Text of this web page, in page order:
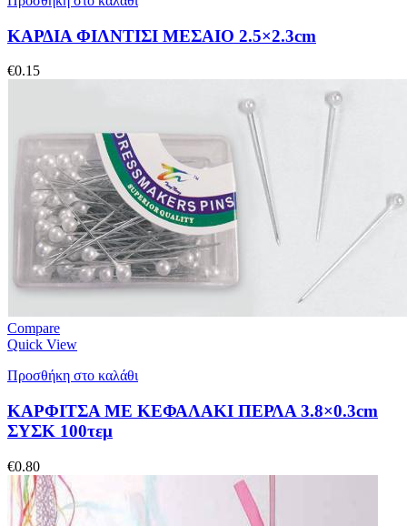
ΚΑΡΔΙΑ ΦΙΛΝΤΙΣΙ ΜΕΣΑΙΟ 2.5×2.3cm
€0.15
Compare
Quick View
Προσθήκη στο καλάθι
ΚΑΡΦΙΤΣΑ ΜΕ ΚΕΦΑΛΑΚΙ ΠΕΡΛΑ 3.8×0.3cm
ΣΥΣΚ 100τεμ
€0.80